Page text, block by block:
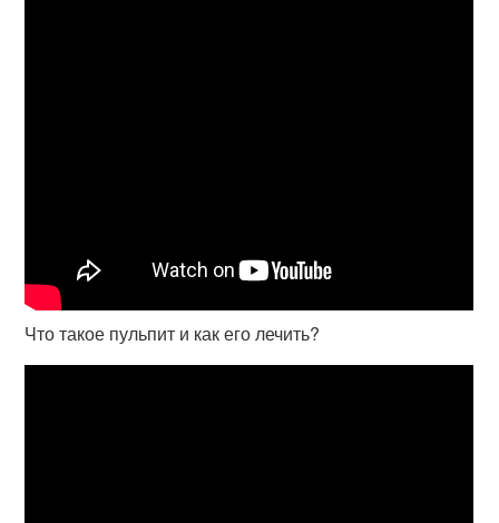
Что такое пульпит и как его лечить?